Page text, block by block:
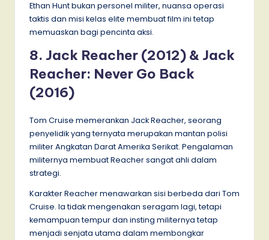
Ethan Hunt bukan personel militer, nuansa operasi
taktis dan misi kelas elite membuat film ini tetap
memuaskan bagi pencinta aksi.
8. Jack Reacher (2012) & Jack
Reacher: Never Go Back
(2016)
Tom Cruise memerankan Jack Reacher, seorang
penyelidik yang ternyata merupakan mantan polisi
militer Angkatan Darat Amerika Serikat. Pengalaman
militernya membuat Reacher sangat ahli dalam
strategi.
Karakter Reacher menawarkan sisi berbeda dari Tom
Cruise. Ia tidak mengenakan seragam lagi, tetapi
kemampuan tempur dan insting militernya tetap
menjadi senjata utama dalam membongkar